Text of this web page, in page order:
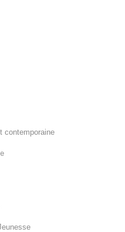
contemporaine